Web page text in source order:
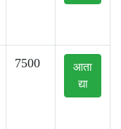
7500
आता
द्या